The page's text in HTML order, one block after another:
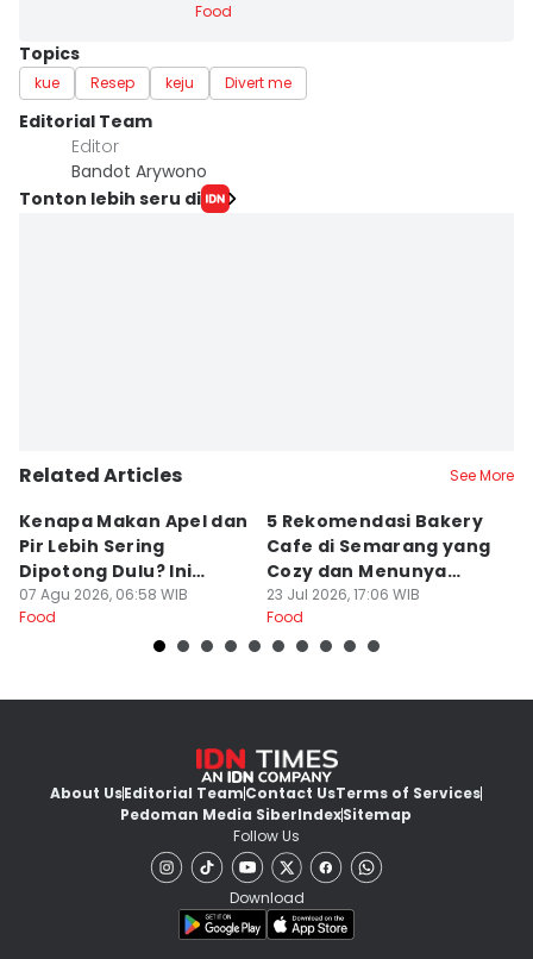
Food
Topics
kue Resep keju Divert me
Editorial Team
Editor
Bandot Arywono
Tonton lebih seru di
Related Articles See More
Kenapa Makan Apel dan
Pir Lebih Sering
Dipotong Dulu? Ini
Alasannya
07 Agu 2026, 06:58 WIB
Food
5 Rekomendasi Bakery
Cafe di Semarang yang
Cozy dan Menunya
Yummy
23 Jul 2026, 17:06 WIB
Food
About UsEditorial TeamContact UsTerms of Services
Pedoman Media SiberIndexSitemap
Follow Us
Download